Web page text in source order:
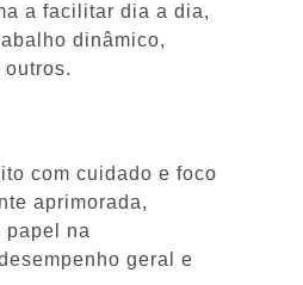
a facilitar dia a dia,
dinâmico,
com cuidado e foco
aprimorada,
papel na
geral e